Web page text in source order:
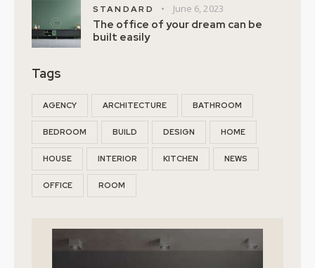
STANDARD June 6, 2023
The office of your dream can be
built easily
Tags
AGENCY ARCHITECTURE BATHROOM
BEDROOM BUILD DESIGN HOME
HOUSE INTERIOR KITCHEN NEWS
OFFICE ROOM